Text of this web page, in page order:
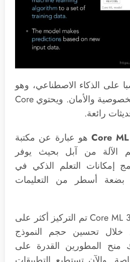
على الذكاء الاصطناعي، وهو
أمر رائع من منظور الخصوصية والأمان. ويحتوي Core
Core MLهو عبارة عن مكتبة
الآلة من آبل بحيث يوفر
إمكانات التعلم الذكي في
بضعة أسطر من التعليمات
وفي اصدار هذا العام Core ML 3 تم التركيز أكثر على
خلال تحسين حجم النموذج
منح المطورين القدرة على